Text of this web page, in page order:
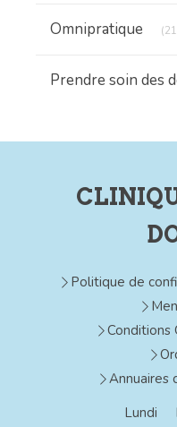
Omnipratique
Prendre soin des
Politique de
Conditions
Annuaires
Lundi